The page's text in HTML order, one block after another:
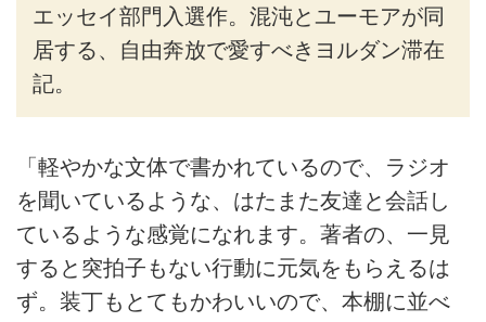
エッセイ部門入選作。混沌とユーモアが同
居する、自由奔放で愛すべきヨルダン滞在
記。
「軽やかな文体で書かれているので、ラジオ
を聞いているような、はたまた友達と会話し
ているような感覚になれます。著者の、一見
すると突拍子もない行動に元気をもらえるは
ず。装丁もとてもかわいいので、本棚に並べ